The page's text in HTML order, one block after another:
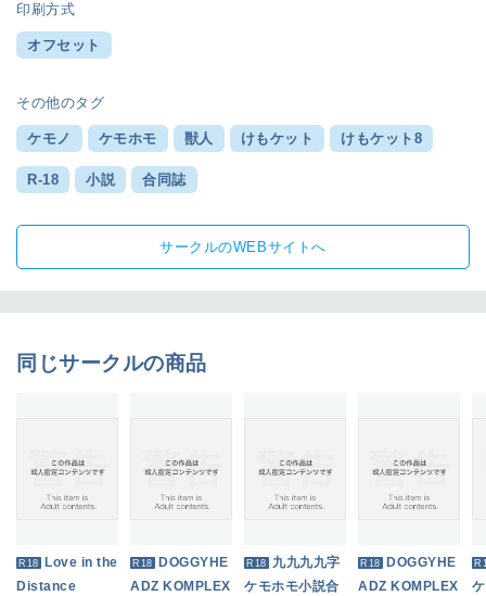
印刷方式
オフセット
その他のタグ
ケモノ ケモホモ 獣人 けもケット けもケット8
R-18 小説 合同誌
サークルのWEBサイトへ
同じサークルの商品
R18 Love in the
Distance
R18 DOGGYHE
ADZ KOMPLEX
R18 九九九九字
ケモホモ小説合
R18 DOGGYHE
ADZ KOMPLEX